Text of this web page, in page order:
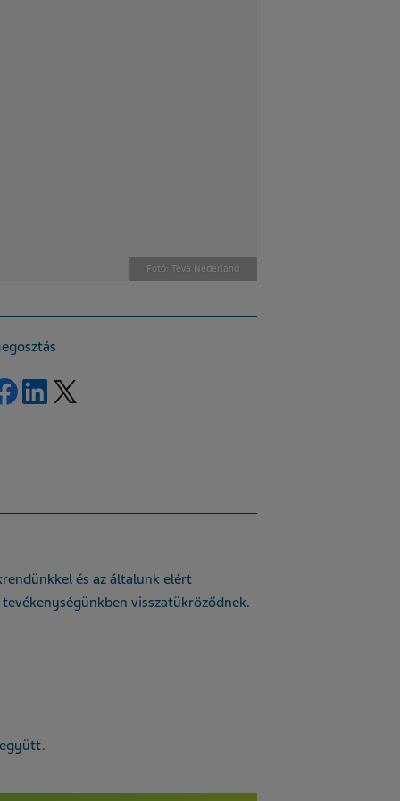
Fotó: Teva Nederland
Share on Facebook
Share on LinkedIn
és az általunk elért
visszatükröződnek.